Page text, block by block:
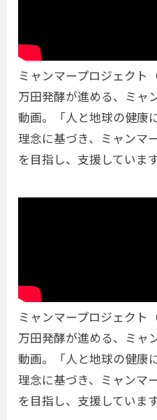
ミャンマープロジェクト
万田発酵が進める、ミャ
動画。「人と地球の健康
理念に基づき、ミャンマ
を目指し、支援しています
ミャンマープロジェクト
万田発酵が進める、ミャ
動画。「人と地球の健康
理念に基づき、ミャンマ
を目指し、支援しています